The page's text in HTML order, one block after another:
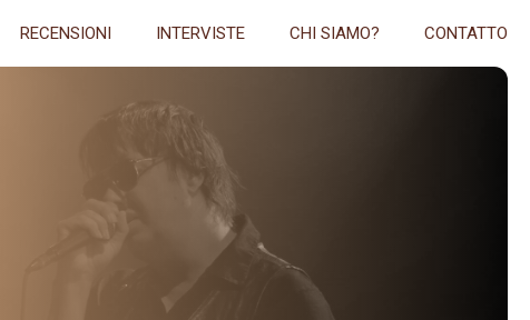
RECENSIONI INTERVISTE CHI SIAMO? CONTATTO